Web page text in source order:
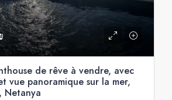
de rêve à vendre, avec
vue panoramique sur la mer,
Netanya